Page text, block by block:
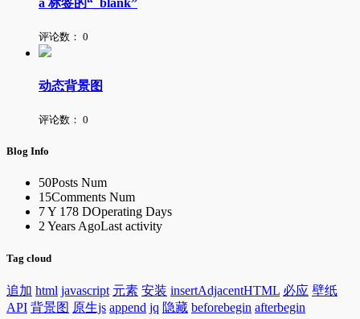
a 标签的“_blank”
评论数： 0
动态背景图
评论数： 0
Blog Info
50Posts Num
15Comments Num
7 Y 178 DOperating Days
2 Years AgoLast activity
Tag cloud
追加 html javascript 元素 安装 insertAdjacentHTML 必应 壁纸
API 背景图 原生js append jq 隐藏 beforebegin afterbegin